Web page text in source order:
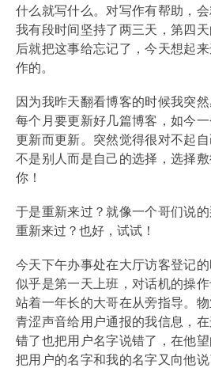
什么就写什么。对写作有帮助，会
我有段时间坚持了两三天，第四
后就把这事给忘记了，今天想起
作的。
因为我昨天翻看博客的时候我突
每个月要更新好几篇博客，如今
更新而更新。突然觉得很对不起
不是别人而是自己的选择，选择
你！
于是重新来过？就像一个哥们说
重新来过？也好，试试！
今天下午办事处在大厅访客登记
似乎是第一天上班，对话机的操
站着一年长的大哥在从旁指导。
青涩声音给用户通报的我信息，
错了也把用户名字说错了，在他
把用户的名字和我的名字又向他